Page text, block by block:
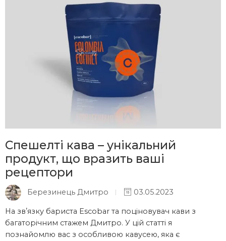
Спешелті кава – унікальний
продукт, що вразить ваші
рецептори
Березинець Дмитро 03.05.2023
На звʼязку бариста Escobar та поціновувач кави з
багаторічним стажем Дмитро. У цій статті я
познайомлю вас з особливою кавусею, яка є